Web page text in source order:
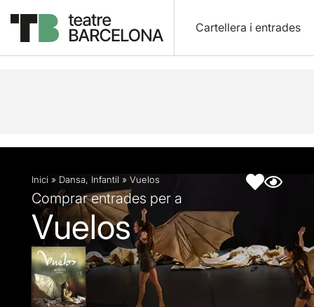
Cartellera i entrades
Descripció Fitxa artística Fotos i vídeos
Inici » Dansa, Infantil » Vuelos
Comprar entrades per a
Vuelos